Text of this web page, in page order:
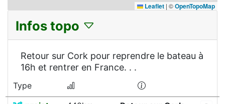
Leaflet | ©OpenTopoMap
Infos topo
Retour sur Cork pour reprendre le bateau à
16h et rentrer en France. . .
Type